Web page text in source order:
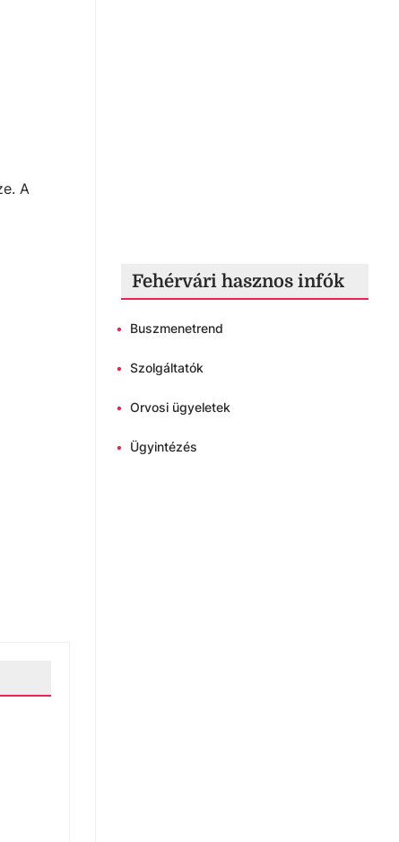
A
Fehérvári hasznos infók
• Buszmenetrend
• Szolgáltatók
• Orvosi ügyeletek
• Ügyintézés